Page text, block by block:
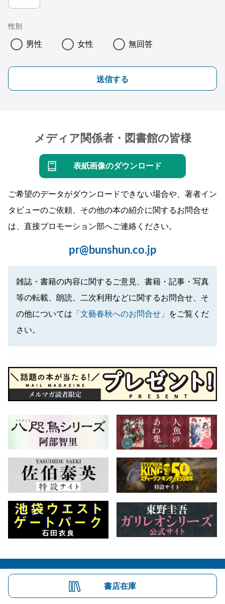
性別
男性 女性 無回答
送信する
メディア関係者・図書館の皆様
表紙画像のダウンロード
ご希望のデータがダウンロードできない場合や、著者イン
タビューのご依頼、その他の本の紹介に関するお問合せ
は、直接プロモーション部へご連絡ください。
pr@bunshun.co.jp
雑誌・書籍の内容に関するご意見、書籍・記事・写真
等の転載、朗読、二次利用などに関するお問合せ、そ
の他については 「文藝春秋へのお問合せ」
をご覧くだ
さい。
書店在庫
会社概要 自費出版のご案内 お問合せ
株式会社文藝春秋 文春オンライン Number Web
Copyright © Bungeishunju Ltd.